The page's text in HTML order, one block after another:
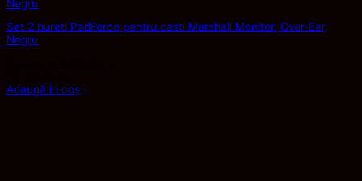
Set 2 bureti PadForce pentru casti Marshall Monitor, Over-Ear,
Negru
Adaugă în coș